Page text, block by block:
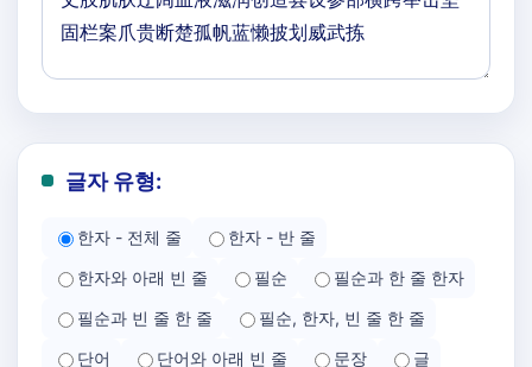
글자 유형:
한자 - 전체 줄
한자 - 반 줄
한자와 아래 빈 줄
필순
필순과 한 줄 한자
필순과 빈 줄 한 줄
필순, 한자, 빈 줄 한 줄
단어
단어와 아래 빈 줄 문장
글